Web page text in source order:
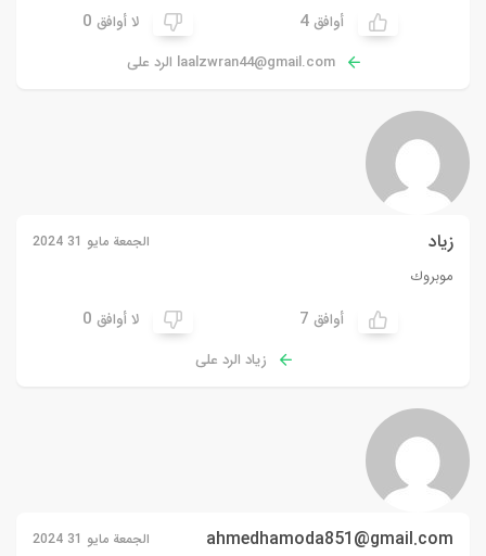
أوافق 4 لا أوافق 0
laalzwran44@gmail.com الرد على
زياد الجمعة مايو 31 2024
موبروك
أوافق 7 لا أوافق 0
زياد الرد على
ahmedhamoda851@gmail.com الجمعة مايو 31 2024